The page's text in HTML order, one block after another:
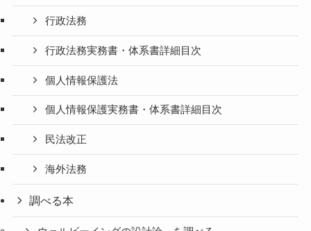
行政法務
行政法務実務書・体系書詳細目次
個人情報保護法
個人情報保護実務書・体系書詳細目次
民法改正
海外法務
調べる本